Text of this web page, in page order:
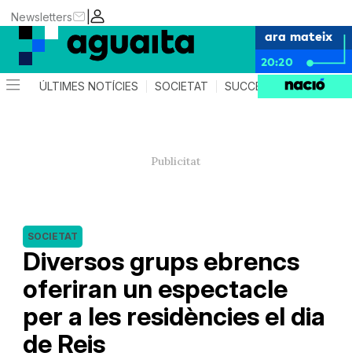
|
Newsletters
ara mateix
20:20
ÚLTIMES NOTÍCIES SOCIETAT SUCCESSOS AGENDA
Diversos grups ebrencs
oferiran un espectacle
per a les residències el dia
de Reis
SOCIETAT